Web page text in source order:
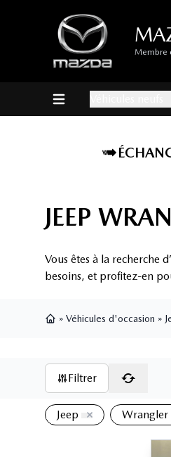
Membre
JEEP
Vous êtes à la recherche
besoins, et profitez-en
» Véhicules d'occasion »
Filtrer
Jeep Wrangler